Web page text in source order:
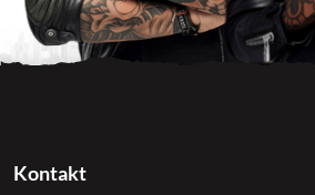
Kontakt